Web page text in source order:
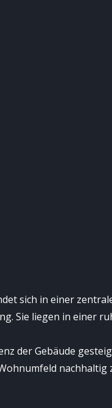
sich in einer
Sie liegen in einer
der Gebäude
nachhaltig